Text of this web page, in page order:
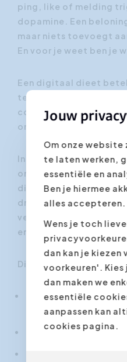
ping, like of melding
dopamine. Een
maar niets toevoegt
En voor je weet ben je
Een digitaal dieet
technologie afzweert,
controle pakt over
online bent.
In onze opleiding
ontdek je hoe je
digitale prikkels. Je
drastisch vermindert
verliezen, en hoe je
energie.
Dit komt onder meer
Hoe je
herkent en
De kracht van
Concrete hacks
Jouw
Om onze
te laten werken,
essentiële en
Ben je hiermee
alles accepteren.
Wens je toch
dan kan je kiezen
voorkeuren'. Kies
dan maken we
essentiële
aanpassen kan
cookies pagina.